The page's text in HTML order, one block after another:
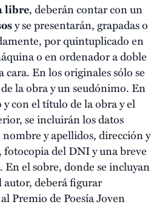
libre, deberán contar con un
y se presentarán, grapadas o
por quintuplicado en
o en ordenador a doble
cara. En los originales sólo se
la obra y un seudónimo. En
con el título de la obra y el
se incluirán los datos
y apellidos, dirección y
del DNI y una breve
el sobre, donde se incluyan
autor, deberá figurar
Premio de Poesía Joven